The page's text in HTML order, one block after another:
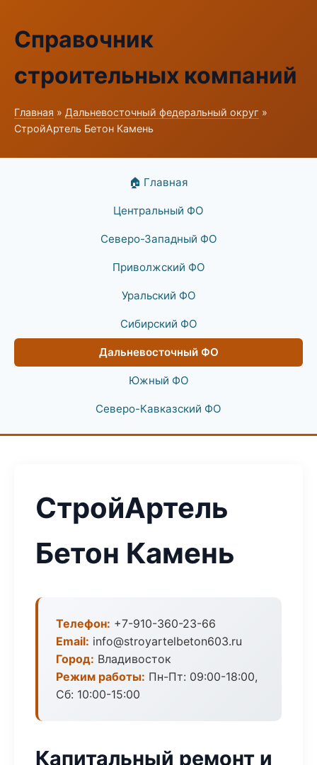
Справочник
строительных компаний
Главная » Дальневосточный федеральный округ »
СтройАртель Бетон Камень
🏠 Главная
Центральный ФО
Северо-Западный ФО
Приволжский ФО
Уральский ФО
Сибирский ФО
Дальневосточный ФО
Южный ФО
Северо-Кавказский ФО
СтройАртель
Бетон Камень
Телефон: +7-910-360-23-66
Email: info@stroyartelbeton603.ru
Город: Владивосток
Режим работы: Пн-Пт: 09:00-18:00,
Сб: 10:00-15:00
Капитальный ремонт и